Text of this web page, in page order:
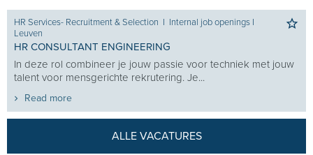
HR Services- Recruitment & Selection I Internal job openings I
Leuven
HR CONSULTANT ENGINEERING
In deze rol combineer je jouw passie voor techniek met jouw
talent voor mensgerichte rekrutering. Je...
Read more
ALLE VACATURES